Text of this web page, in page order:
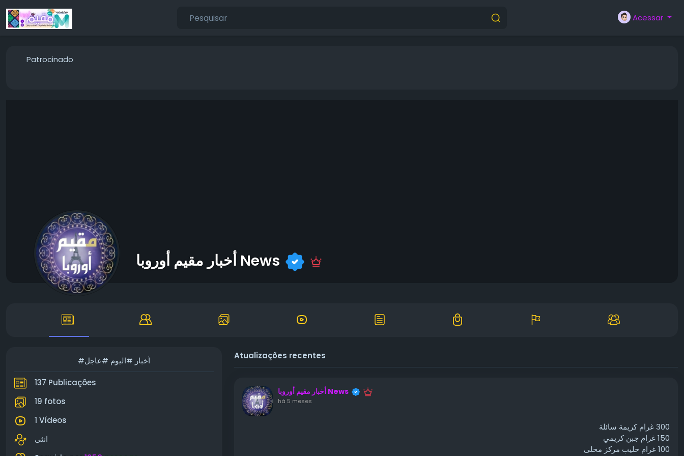
Acessar
Patrocinado
أخبار مقيم أوروبا News
#أخبار #اليوم #عاجل
137 Publicações
19 fotos
1 Vídeos
انثى
Atualizações recentes
أخبار مقيم أوروبا News
há 5 meses
300 غرام كريمة سائلة
150 غرام جبن كريمي
100 غرام حليب مركز محلى